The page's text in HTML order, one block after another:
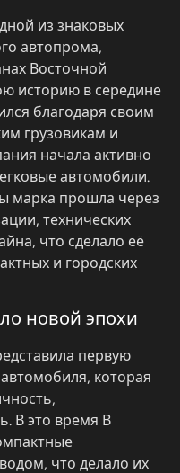
из знаковых
автопрома,
Восточной
историю в середине
благодаря своим
грузовикам и
начала активно
автомобили.
марка прошла через
технических
что сделало её
и городских
новой эпохи
первую
которая
В это время В
что делало их